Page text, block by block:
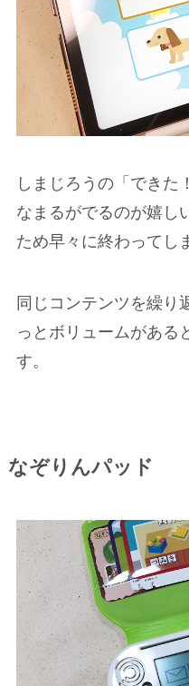
しまじろうの「できた
なまるがでるのが嬉し
ため早々に終わってし
同じコンテンツを繰り
っとボリュームがある
す。
なぞりんパッド